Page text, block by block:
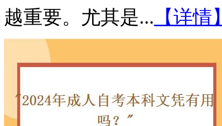
越重要。尤其是... 【详情